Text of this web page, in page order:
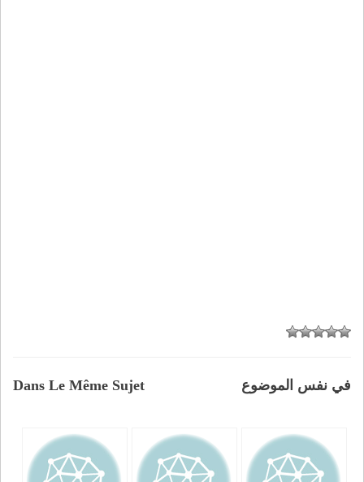
Dans Le Même Sujet في نفس الموضوع